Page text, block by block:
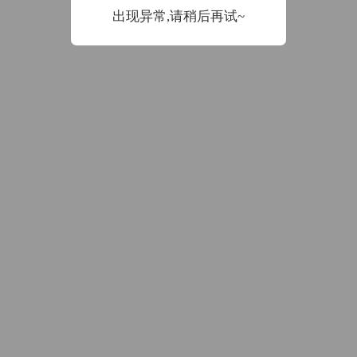
数据加载中
出现异常,请稍后再试~